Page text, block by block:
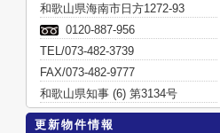
和歌山県海南市日方1272-93
0120-887-956
TEL/073-482-3739
FAX/073-482-9777
和歌山県知事 (6) 第3134号
更新物件情報